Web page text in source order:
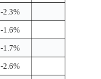
-2.3%
-1.6%
-1.7%
-2.6%